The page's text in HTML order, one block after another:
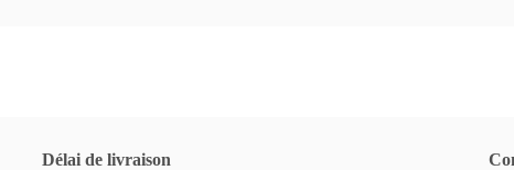
Délai de livraison